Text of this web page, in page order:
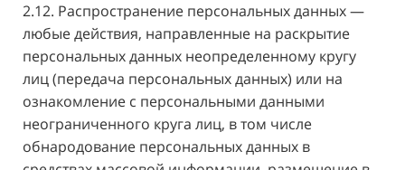
2.12. Распространение персональных данных —
любые действия, направленные на раскрытие
персональных данных неопределенному кругу
лиц (передача персональных данных) или на
ознакомление с персональными данными
неограниченного круга лиц, в том числе
обнародование персональных данных в